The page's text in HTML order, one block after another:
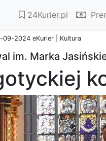
24Kurier.pl
09-2024 eKurier | Kultura
im. Marka